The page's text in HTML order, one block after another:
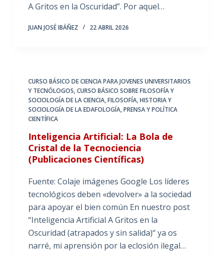
A Gritos en la Oscuridad”. Por aquel…
JUAN JOSÉ IBÁÑEZ 22 ABRIL 2026
CURSO BÁSICO DE CIENCIA PARA JOVENES UNIVERSITARIOS
Y TECNÓLOGOS,CURSO BÁSICO SOBRE FILOSOFÍA Y
SOCIOLOGÍA DE LA CIENCIA,FILOSOFÍA, HISTORIA Y
SOCIOLOGÍA DE LA EDAFOLOGÍA,PRENSA Y POLÍTICA
CIENTÍFICA
Inteligencia Artificial: La Bola de
Cristal de la Tecnociencia
(Publicaciones Científicas)
Fuente: Colaje imágenes Google Los líderes
tecnológicos deben «devolver» a la sociedad
para apoyar el bien común En nuestro post
“Inteligencia Artificial A Gritos en la
Oscuridad (atrapados y sin salida)“ ya os
narré, mi aprensión por la eclosión ilegal…